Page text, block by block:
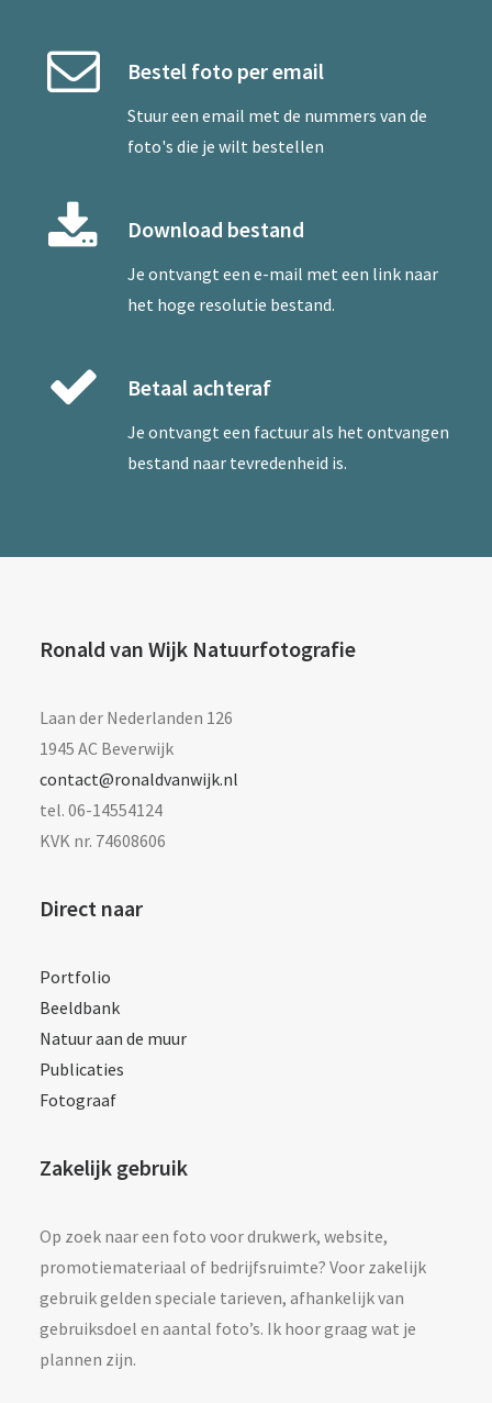
Bestel foto per email
Stuur een email met de nummers van de
foto's die je wilt bestellen
Download bestand
Je ontvangt een e-mail met een link naar
het hoge resolutie bestand.
Betaal achteraf
Je ontvangt een factuur als het ontvangen
bestand naar tevredenheid is.
Ronald van Wijk Natuurfotografie
Laan der Nederlanden 126
1945 AC Beverwijk
contact@ronaldvanwijk.nl
tel. 06-14554124
KVK nr. 74608606
Direct naar
Portfolio
Beeldbank
Natuur aan de muur
Publicaties
Fotograaf
Zakelijk gebruik
Op zoek naar een foto voor drukwerk, website,
promotiemateriaal of bedrijfsruimte? Voor zakelijk
gebruik gelden speciale tarieven, afhankelijk van
gebruiksdoel en aantal foto’s. Ik hoor graag wat je
plannen zijn.